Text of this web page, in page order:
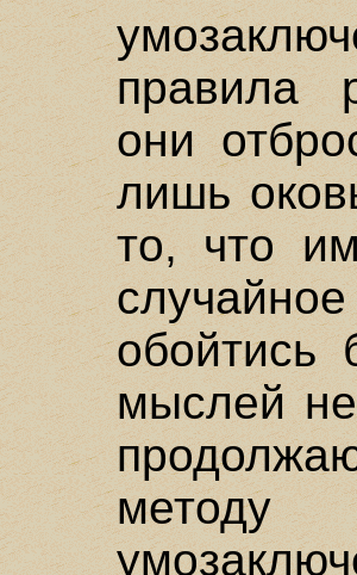
правила
они
лишь
то, что
обойтись
мыслей
методу